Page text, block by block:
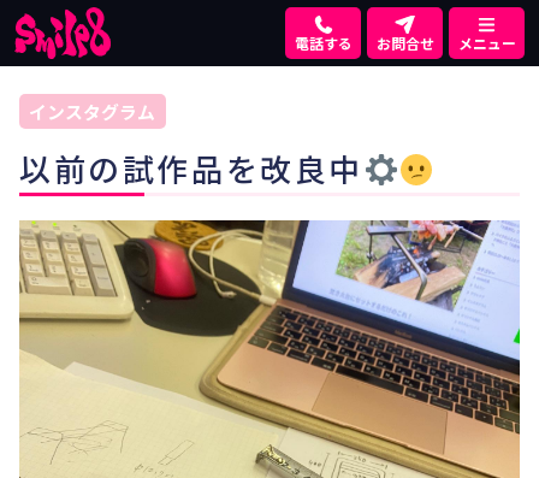
電話する お問合せ メニュー
インスタグラム
以前の試作品を改良中